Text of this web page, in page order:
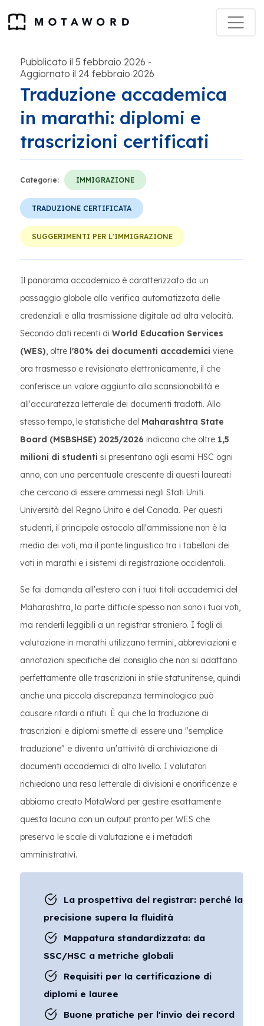
Pubblicato il 5 febbraio 2026 -
Aggiornato il 24 febbraio 2026
Traduzione accademica
in marathi: diplomi e
trascrizioni certificati
Categorie: IMMIGRAZIONE
TRADUZIONE CERTIFICATA
SUGGERIMENTI PER L'IMMIGRAZIONE
Il panorama accademico è caratterizzato da un
passaggio globale alla verifica automatizzata delle
credenziali e alla trasmissione digitale ad alta velocità.
Secondo dati recenti di World Education Services
(WES), oltre l'80% dei documenti accademici viene
ora trasmesso e revisionato elettronicamente, il che
conferisce un valore aggiunto alla scansionabilità e
all'accuratezza letterale dei documenti tradotti. Allo
stesso tempo, le statistiche del Maharashtra State
Board (MSBSHSE) 2025/2026 indicano che oltre 1,5
milioni di studenti si presentano agli esami HSC ogni
anno, con una percentuale crescente di questi laureati
che cercano di essere ammessi negli Stati Uniti.
Università del Regno Unito e del Canada. Per questi
studenti, il principale ostacolo all'ammissione non è la
media dei voti, ma il ponte linguistico tra i tabelloni dei
voti in marathi e i sistemi di registrazione occidentali.
Se fai domanda all'estero con i tuoi titoli accademici del
Maharashtra, la parte difficile spesso non sono i tuoi voti,
ma renderli leggibili a un registrar straniero. I fogli di
valutazione in marathi utilizzano termini, abbreviazioni e
annotazioni specifiche del consiglio che non si adattano
perfettamente alle trascrizioni in stile statunitense, quindi
anche una piccola discrepanza terminologica può
causare ritardi o rifiuti. È qui che la traduzione di
trascrizioni e diplomi smette di essere una "semplice
traduzione" e diventa un'attività di archiviazione di
documenti accademici di alto livello. I valutatori
richiedono una resa letterale di divisioni e onorificenze e
abbiamo creato MotaWord per gestire esattamente
questa lacuna con un output pronto per WES che
preserva le scale di valutazione e i metadati
amministrativi.
La prospettiva del registrar: perché la
precisione supera la fluidità
Mappatura standardizzata: da
SSC/HSC a metriche globali
Requisiti per la certificazione di
diplomi e lauree
Buone pratiche per l'invio dei record